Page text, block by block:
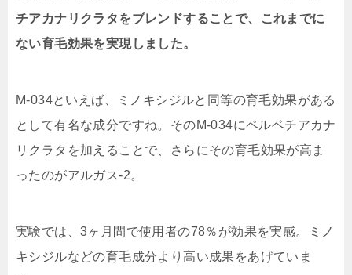
チアカナリクラタをブレンドすることで、これまでに
ない育毛効果を実現しました。
M-034といえば、ミノキシジルと同等の育毛効果がある
として有名な成分ですね。そのM-034にペルベチアカナ
リクラタを加えることで、さらにその育毛効果が高ま
ったのがアルガス-2。
実験では、 3ヶ月間で使用者の78％が効果を実感。ミノ
キシジルなどの育毛成分より高い成果をあげていま